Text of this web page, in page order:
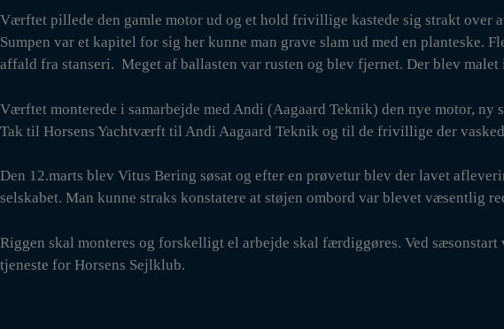
Værftet pillede den gamle motor ud og et hold frivillige kastede sig strakt over
Sumpen var et kapitel for sig her kunne man grave slam ud med en planteske.
affald fra stanseri. Meget af ballasten var rusten og blev fjernet. Der blev
Værftet monterede i samarbejde med Andi (Aagaard Teknik) den nye motor, ny
Tak til Horsens Yachtværft til Andi Aagaard Teknik og til de frivillige der
Den 12.marts blev Vitus Bering søsat og efter en prøvetur blev der lavet
selskabet. Man kunne straks konstatere at støjen ombord var blevet væsentlig
Riggen skal monteres og forskelligt el arbejde skal færdiggøres. Ved
tjeneste for Horsens Sejlklub.